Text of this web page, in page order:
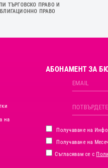
ТЪРГОВСКО ПРАВО И
ПРАВО
на
АБОНАМЕНТ ЗА
Получаване на
Получаване на
Съгласявам се с